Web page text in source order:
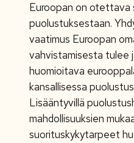
Euroopan on otettava
puolustuksestaan.
vaatimus Euroopan
vahvistamisesta tulee
huomioitava
kansallisessa
Lisääntyvillä
mahdollisuuksien
suorituskykytarpeet